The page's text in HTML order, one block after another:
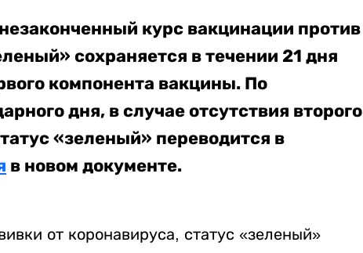
курс вакцинации против
сохраняется в течении 21 дня
компонента вакцины. По
дня, в случае отсутствия второго
«зеленый» переводится в
в новом документе.
от коронавируса, статус «зеленый»